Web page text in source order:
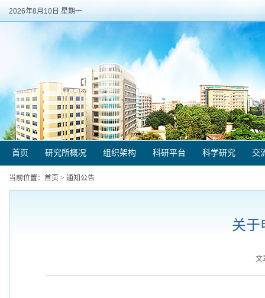
2026年8月10日 星期一
首页 研究所概况 组织架构 科研平台 科学研究 交
当前位置： 首页 > 通知公告
关于
文